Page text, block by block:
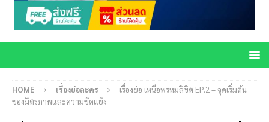
HOME เรื่องย่อละคร
เรื่องย่อ เหนือพรหมลิขิต EP.2 – จุดเริ่มต้น
ของมิตรภาพและความขัดแย้ง